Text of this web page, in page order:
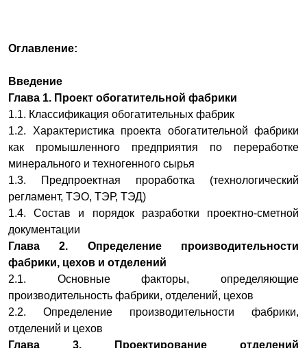
Оглавление:
Введение
Глава 1. Проект обогатительной фабрики
1.1. Классификация обогатительных фабрик
1.2. Характеристика проекта обогатительной фабрики
как промышленного предприятия по переработке
минерального и техногенного сырья
1.3. Предпроектная проработка (технологический
регламент, ТЭО, ТЭР, ТЭД)
1.4. Состав и порядок разработки проектно-сметной
документации
Глава 2. Определение производительности
фабрики, цехов и отделений
2.1. Основные факторы, определяющие
производительность фабрики, отделений, цехов
2.2. Определение производительности фабрики,
отделений и цехов
Глава 3. Проектирование отделений